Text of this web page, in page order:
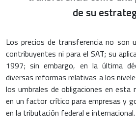
de su
Los precios de transferencia no son
contribuyentes ni para el SAT; su
1997; sin embargo, en la última
diversas reformas relativas a los
los umbrales de obligaciones en esta
en un factor crítico para empresas y
en la tributación federal e internacional.